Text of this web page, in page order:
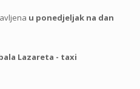
u ponedjeljak na dan
Lazareta - taxi